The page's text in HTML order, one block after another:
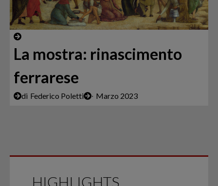
La mostra: rinascimento
ferrarese
di Federico Poletti ∙ Marzo 2023
HIGHLIGHTS